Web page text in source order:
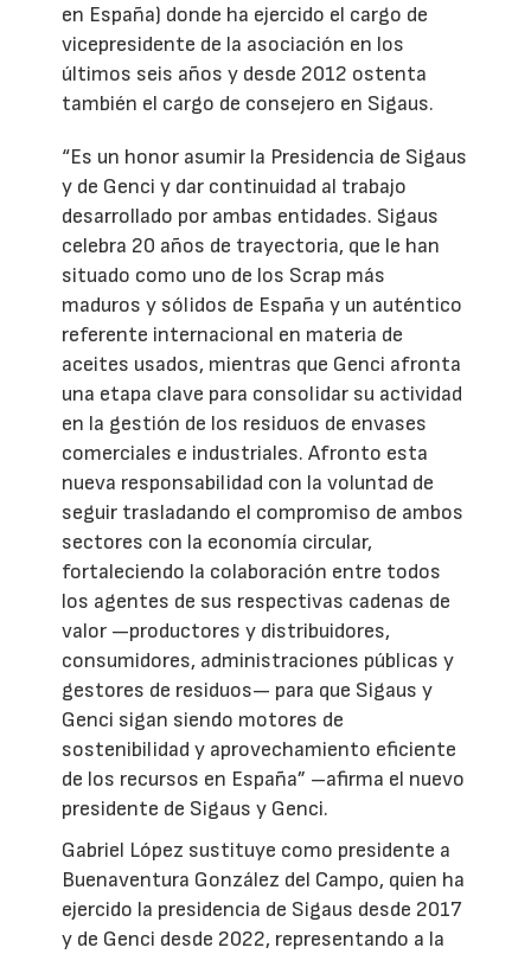
en España) donde ha ejercido el cargo de
vicepresidente de la asociación en los
últimos seis años y desde 2012 ostenta
también el cargo de consejero en Sigaus.
“Es un honor asumir la Presidencia de Sigaus
y de Genci y dar continuidad al trabajo
desarrollado por ambas entidades. Sigaus
celebra 20 años de trayectoria, que le han
situado como uno de los Scrap más
maduros y sólidos de España y un auténtico
referente internacional en materia de
aceites usados, mientras que Genci afronta
una etapa clave para consolidar su actividad
en la gestión de los residuos de envases
comerciales e industriales. Afronto esta
nueva responsabilidad con la voluntad de
seguir trasladando el compromiso de ambos
sectores con la economía circular,
fortaleciendo la colaboración entre todos
los agentes de sus respectivas cadenas de
valor —productores y distribuidores,
consumidores, administraciones públicas y
gestores de residuos— para que Sigaus y
Genci sigan siendo motores de
sostenibilidad y aprovechamiento eficiente
de los recursos en España” –afirma el nuevo
presidente de Sigaus y Genci.
Gabriel López sustituye como presidente a
Buenaventura González del Campo, quien ha
ejercido la presidencia de Sigaus desde 2017
y de Genci desde 2022, representando a la